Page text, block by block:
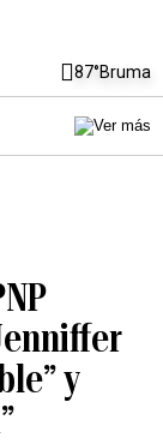
87°Bruma
y